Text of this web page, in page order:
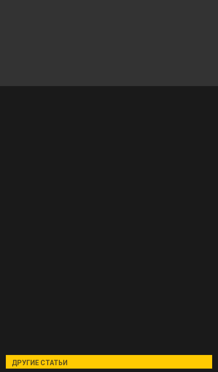
ДРУГИЕ СТАТЬИ